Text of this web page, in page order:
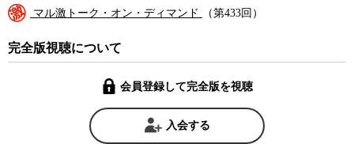
マル激トーク・オン・ディマンド （第433回）
完全版視聴について
会員登録して完全版を視聴
入会する